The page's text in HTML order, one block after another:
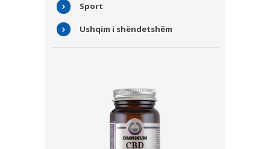
Sport
Ushqim i shëndetshëm